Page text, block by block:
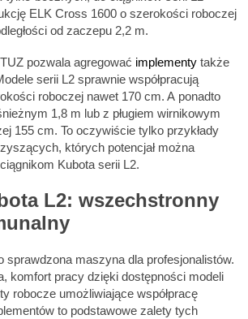
ELK Cross 1600 o szerokości roboczej
od zaczepu 2,2 m.
pozwala agregować implementy także
serii L2 sprawnie współpracują
roboczej nawet 170 cm. A ponadto
1,8 m lub z pługiem wirnikowym
155 cm. To oczywiście tylko przykłady
których potencjał można
Kubota serii L2.
L2: wszechstronny
sprawdzona maszyna dla profesjonalistów.
komfort pracy dzięki dostępności modeli
robocze umożliwiające współpracę
to podstawowe zalety tych